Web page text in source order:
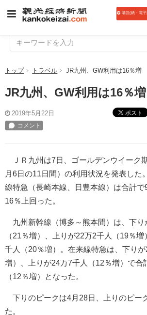
購読(紙・電
トップ トラベル JR九州、GW利用は16％増
JR九州、GW利用は16％増
2019年5月22日 ポスト
ＪＲ九州は7日、ゴールデンウイーク
月6日の11日間）の利用状況を発表した
線特急（長崎本線、日豊本線）は合計
16％上回った。
九州新幹線（博多～熊本間）は、下り
（21％増）、上りが22万2千人（19％
千人（20％増）。在来線特急は、下り
増）、上りが24万7千人（12％増）で合
（12％増）となった。
下りのピークは4月28日、上りのピー
た。